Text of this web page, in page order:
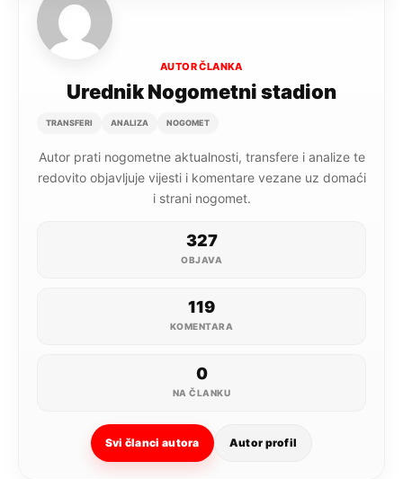
AUTOR ČLANKA
Urednik Nogometni stadion
TRANSFERI ANALIZA NOGOMET
Autor prati nogometne aktualnosti, transfere i analize te
redovito objavljuje vijesti i komentare vezane uz domaći
i strani nogomet.
327
OBJAVA
119
KOMENTARA
0
NA ČLANKU
Svi članci autora Autor profil